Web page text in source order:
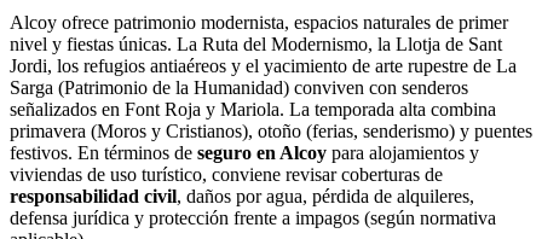
Alcoy ofrece patrimonio modernista, espacios naturales de primer
nivel y fiestas únicas. La Ruta del Modernismo, la Llotja de Sant
Jordi, los refugios antiaéreos y el yacimiento de arte rupestre de La
Sarga (Patrimonio de la Humanidad) conviven con senderos
señalizados en Font Roja y Mariola. La temporada alta combina
primavera (Moros y Cristianos), otoño (ferias, senderismo) y puentes
festivos. En términos de seguro en Alcoy para alojamientos y
viviendas de uso turístico, conviene revisar coberturas de
responsabilidad civil, daños por agua, pérdida de alquileres,
defensa jurídica y protección frente a impagos (según normativa